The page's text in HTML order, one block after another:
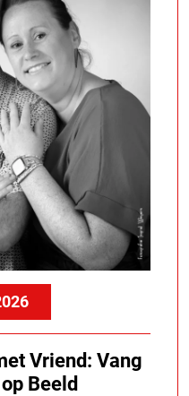
Vriend: Vang
Beeld